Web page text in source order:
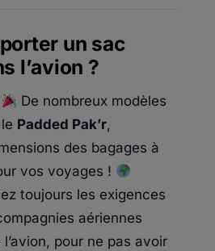
un sac
l’avion ?
De nombreux modèles
Padded Pak’r,
des bagages à
vos voyages !
toujours les exigences
aériennes
pour ne pas avoir